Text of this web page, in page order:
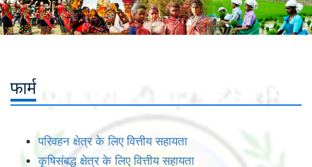
फार्म
परिवहन क्षेत्र के लिए वित्तीय सहायता
कृषिसंबद्ध क्षेत्र के लिए वित्तीय सहायता